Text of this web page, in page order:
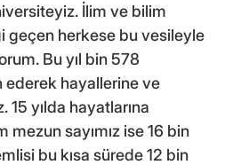
İlim ve bilim
geçen herkese bu vesileyle
Bu yıl bin 578
hayallerine ve
15 yılda hayatlarına
sayımız ise 16 bin
bu kısa sürede 12 bin